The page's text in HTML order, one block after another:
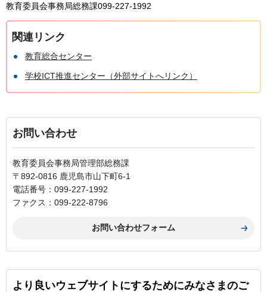
教育委員会事務局総務課099-227-1992
関連リンク
教育総合センター
学校ICT推進センター（外部サイトへリンク）
お問い合わせ
教育委員会事務局管理部総務課
〒892-0816 鹿児島市山下町6-1
電話番号：099-227-1992
ファクス：099-222-8796
より良いウェブサイトにするためにみなさまのご